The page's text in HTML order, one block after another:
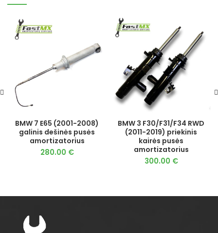
BMW 7 E65 (2001-2008)
galinis dešinės pusės
amortizatorius
280.00 €
BMW 3 F30/F31/F34 RWD
(2011-2019) priekinis
kairės pusės
amortizatorius
300.00 €